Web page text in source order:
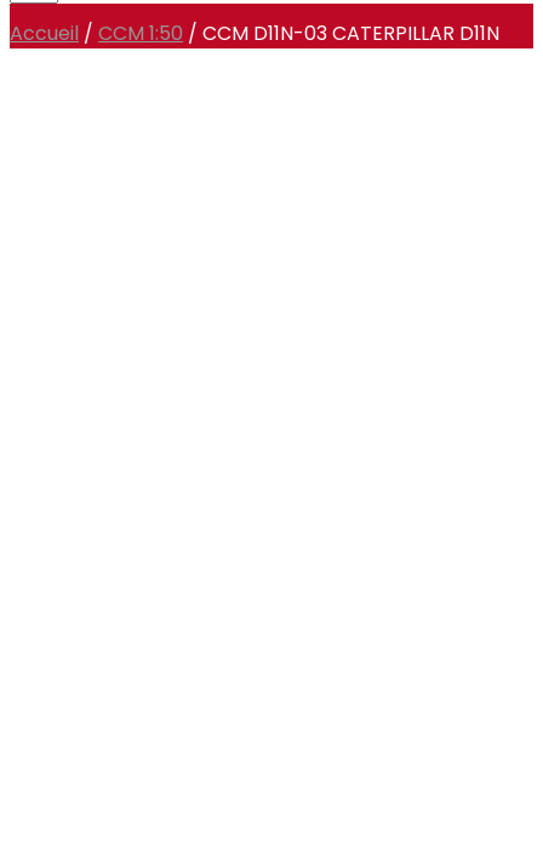
Accueil / CCM 1:50 / CCM D11N-03 CATERPILLAR D11N